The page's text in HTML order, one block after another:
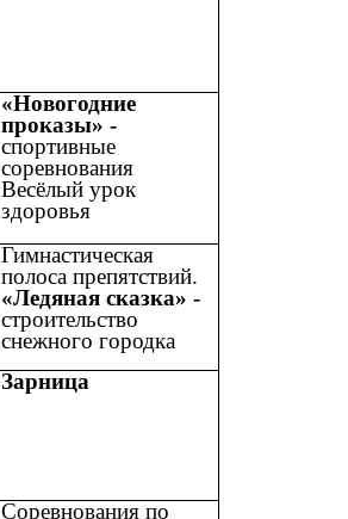
«Новогодние
проказы» -
спортивные
соревнования
Весёлый урок
здоровья
Гимнастическая
полоса препятствий.
«Ледяная сказка» -
строительство
снежного городка
Зарница
Соревнования по